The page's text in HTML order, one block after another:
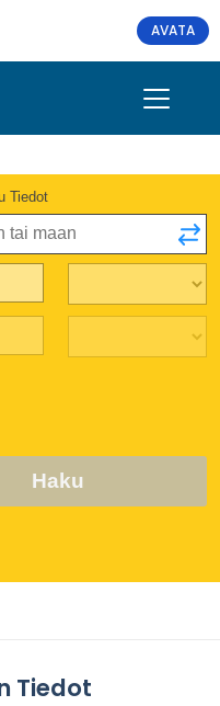
AVATA
Tiedot
Haku
Tiedot